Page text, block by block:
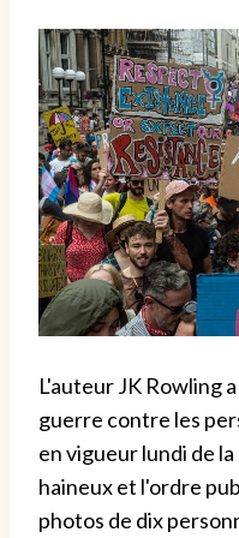
L'auteur JK Rowling
guerre contre les
en vigueur lundi de
haineux et l'ordre
photos de dix